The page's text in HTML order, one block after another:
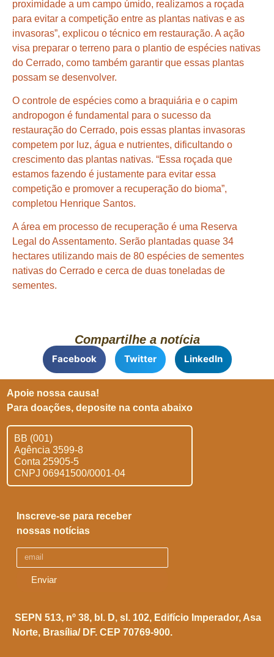
proximidade a um campo úmido, realizamos a roçada
para evitar a competição entre as plantas nativas e as
invasoras”, explicou o técnico em restauração. A ação
visa preparar o terreno para o plantio de espécies nativas
do Cerrado, como também garantir que essas plantas
possam se desenvolver.
O controle de espécies como a braquiária e o capim
andropogon é fundamental para o sucesso da
restauração do Cerrado, pois essas plantas invasoras
competem por luz, água e nutrientes, dificultando o
crescimento das plantas nativas. “Essa roçada que
estamos fazendo é justamente para evitar essa
competição e promover a recuperação do bioma”,
completou Henrique Santos.
A área em processo de recuperação é uma Reserva
Legal do Assentamento. Serão plantadas quase 34
hectares utilizando mais de 80 espécies de sementes
nativas do Cerrado e cerca de duas toneladas de
sementes.
Compartilhe a notícia
Facebook Twitter LinkedIn
Apoie nossa causa!
Para doações, deposite na conta abaixo
BB (001)
Agência 3599-8
Conta 25905-5
CNPJ 06941500/0001-04
Enviar
Inscreve-se para receber
nossas notícias
SEPN 513, nº 38, bl. D, sl. 102, Edifício Imperador, Asa
Norte, Brasília/ DF. CEP 70769-900.